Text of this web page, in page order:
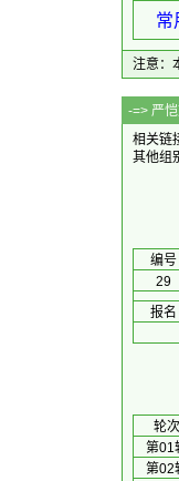
常
注意：
-=>
相关链
其他组
编号
29
报名
轮次
第01
第02